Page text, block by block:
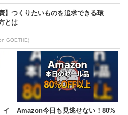
】つくりたいものを追求できる環
とは
GOETHE)
イ
Amazon今日も見逃せない！80%